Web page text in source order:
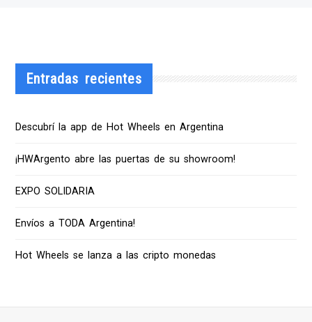
Entradas recientes
Descubrí la app de Hot Wheels en Argentina
¡HWArgento abre las puertas de su showroom!
EXPO SOLIDARIA
Envíos a TODA Argentina!
Hot Wheels se lanza a las cripto monedas